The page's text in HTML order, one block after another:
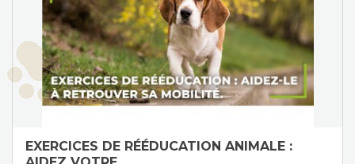
EXERCICES DE RÉÉDUCATION ANIMALE :